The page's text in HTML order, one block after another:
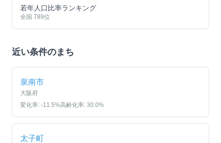
若年人口比率ランキング
全国 789位
近い条件のまち
泉南市
大阪府
変化率: -11.5%高齢化率: 30.0%
太子町